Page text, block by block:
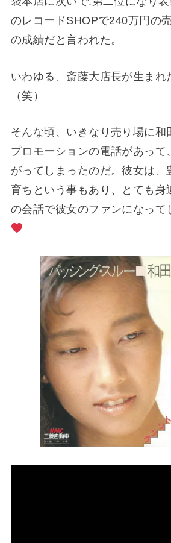
のレコードSHOPで240万円の
の成績だと言われた。
いわゆる、斎藤大店長が生まれ
（笑）
そんな頃、いきなり売り場に和
プロモーションの電話があって
がってしまったのだ。彼女は、
育ちという事もあり、とても身
の会話で彼女のファンになってし